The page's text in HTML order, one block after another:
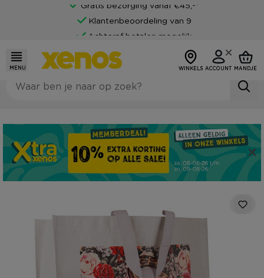
Gratis bezorging vanaf €45,-*
Klantenbeoordeling van 9
Achteraf betalen mogelijk
MENU WINKELS ACCOUNT MANDJE